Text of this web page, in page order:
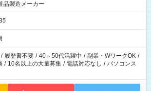
品製造メーカー
/ 履歴書不要 / 40～50代活躍中 / 副業・WワークOK /
/ 10名以上の大量募集 / 電話対応なし / パソコンス